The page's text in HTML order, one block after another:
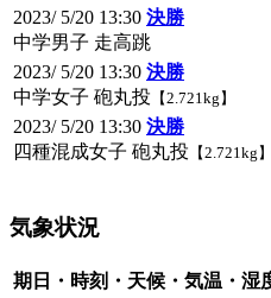
2023/ 5/20 13:30 決勝
中学男子 走高跳
2023/ 5/20 13:30 決勝
中学女子 砲丸投 【2.721kg】
2023/ 5/20 13:30 決勝
四種混成女子 砲丸投 【2.721kg】
気象状況
期日・時刻・天候・気温・湿